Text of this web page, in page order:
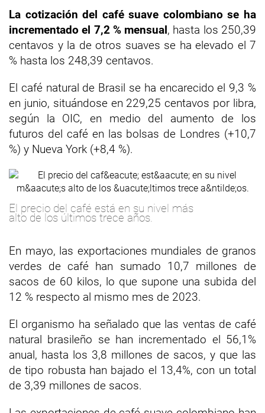
La cotización del café suave colombiano se ha
incrementado el 7,2 % mensual, hasta los 250,39
centavos y la de otros suaves se ha elevado el 7
% hasta los 248,39 centavos.
El café natural de Brasil se ha encarecido el 9,3 %
en junio, situándose en 229,25 centavos por libra,
según la OIC, en medio del aumento de los
futuros del café en las bolsas de Londres (+10,7
%) y Nueva York (+8,4 %).
El precio del café está en su nivel más
alto de los últimos trece años.
En mayo, las exportaciones mundiales de granos
verdes de café han sumado 10,7 millones de
sacos de 60 kilos, lo que supone una subida del
12 % respecto al mismo mes de 2023.
El organismo ha señalado que las ventas de café
natural brasileño se han incrementado el 56,1%
anual, hasta los 3,8 millones de sacos, y que las
de tipo robusta han bajado el 13,4%, con un total
de 3,39 millones de sacos.